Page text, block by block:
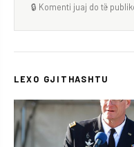
🔒 Komenti juaj do të
LEXO GJITHASHTU